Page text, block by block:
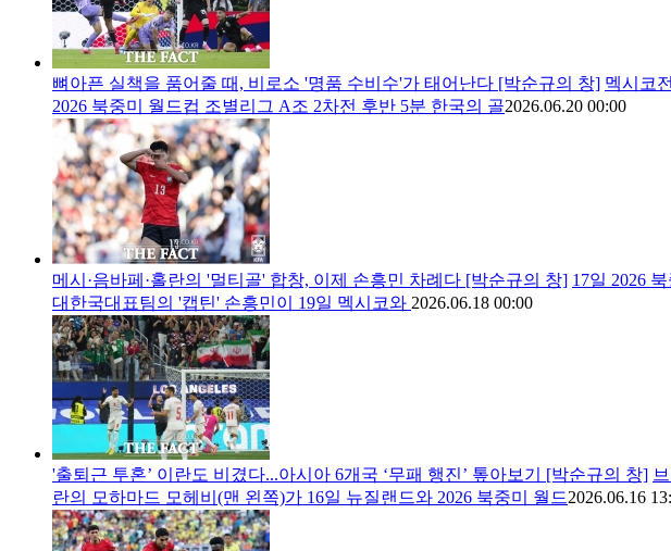
뼈아픈 실책을 품어줄 때, 비로소 '명품 수비수'가 태어난다 [박순규의 창] 멕시코
2026 북중미 월드컵 조별리그 A조 2차전 후반 5분 한국의 골2026.06.20 00:00
메시·음바페·홀란의 '멀티골' 합창, 이제 손흥민 차례다 [박순규의 창] 17일 2026
대한국대표팀의 '캡틴' 손흥민이 19일 멕시코와 2026.06.18 00:00
'출퇴근 투혼’ 이란도 비겼다...아시아 6개국 ‘무패 행진’ 톺아보기 [박순규의 창]
란의 모하마드 모헤비(맨 왼쪽)가 16일 뉴질랜드와 2026 북중미 월드2026.06.16